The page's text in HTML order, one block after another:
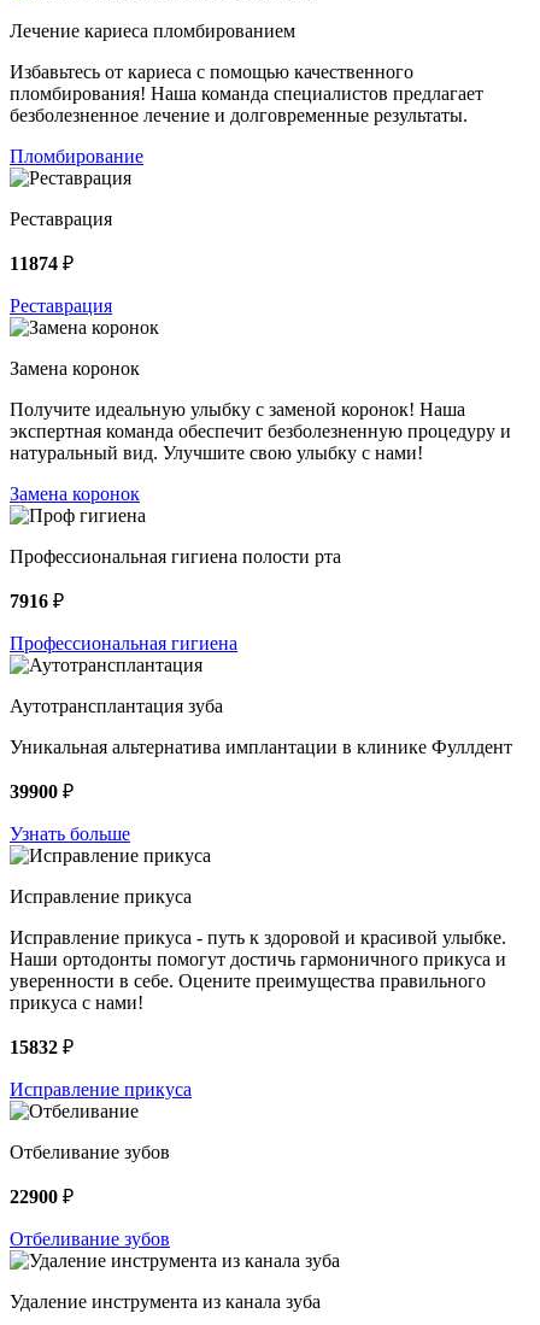
Лечение кариеса пломбированием
Избавьтесь от кариеса с помощью качественного
пломбирования! Наша команда специалистов предлагает
безболезненное лечение и долговременные результаты.
Пломбирование
Реставрация
11874 ₽
Реставрация
Замена коронок
Получите идеальную улыбку с заменой коронок! Наша
экспертная команда обеспечит безболезненную процедуру и
натуральный вид. Улучшите свою улыбку с нами!
Замена коронок
Профессиональная гигиена полости рта
7916 ₽
Профессиональная гигиена
Аутотрансплантация зуба
Уникальная альтернатива имплантации в клинике Фуллдент
39900 ₽
Узнать больше
Исправление прикуса
Исправление прикуса - путь к здоровой и красивой улыбке.
Наши ортодонты помогут достичь гармоничного прикуса и
уверенности в себе. Оцените преимущества правильного
прикуса с нами!
15832 ₽
Исправление прикуса
Отбеливание зубов
22900 ₽
Отбеливание зубов
Удаление инструмента из канала зуба